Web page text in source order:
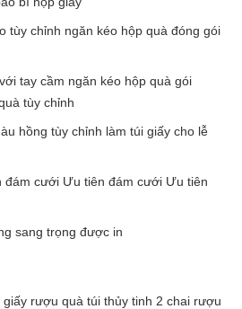
tùy chỉnh ngăn kéo hộp quà đóng gói
tay cầm ngăn kéo hộp quà gói
tùy chỉnh
hồng tùy chỉnh làm túi giấy cho lễ
cưới Ưu tiên đám cưới Ưu tiên
sang trọng được in
rượu quà túi thủy tinh 2 chai rượu